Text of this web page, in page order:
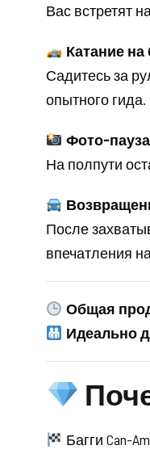
Вас встретят
Катание на
Садитесь за
опытного
Фото-
На полпути
После
впечатления
Общая
Идеально
Багги Can-